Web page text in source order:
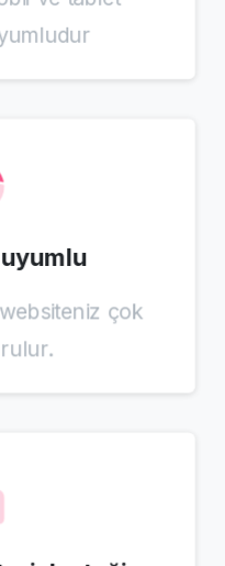
uyumlu
çok